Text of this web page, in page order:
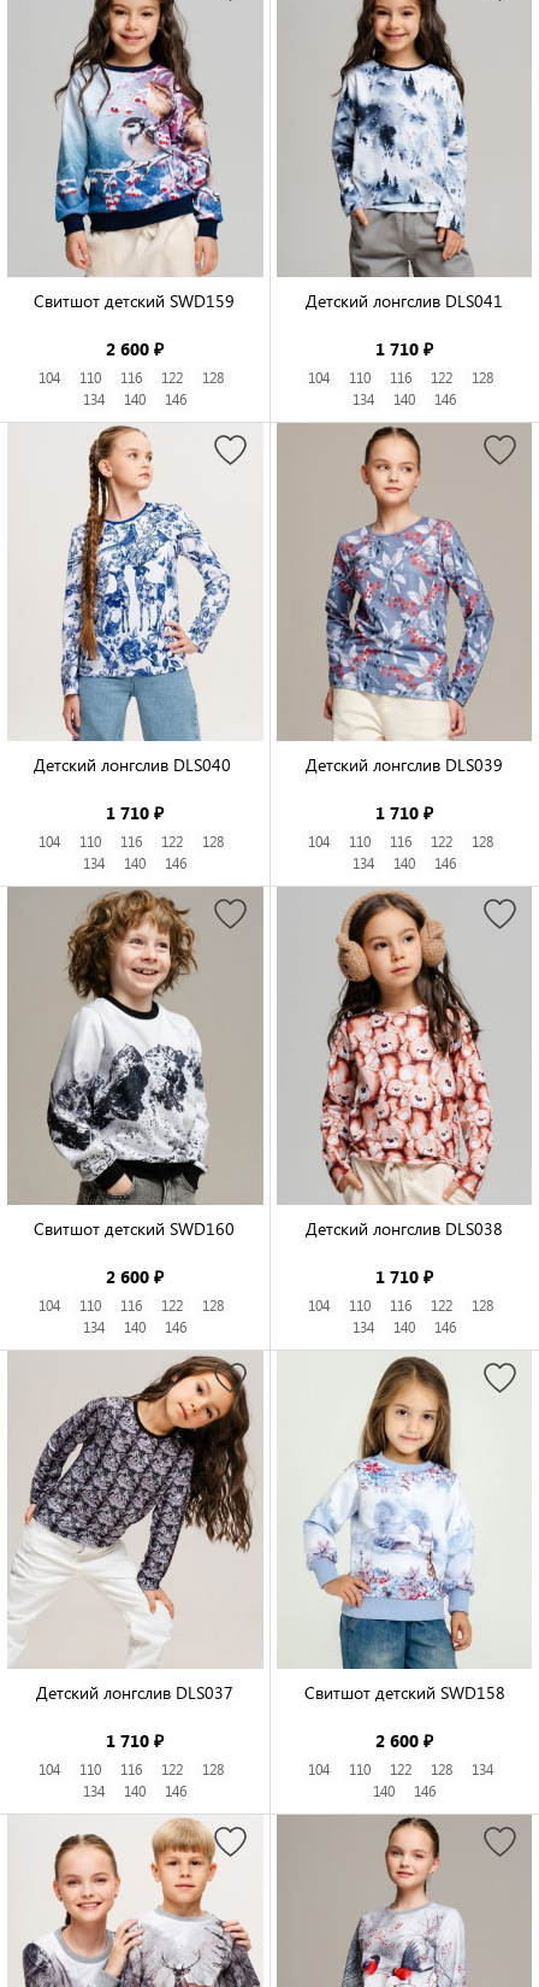
Свитшот детский SWD159
2 600 ₽
104 110 116 122
128
134
140 146
Детский лонгслив DLS041
1 710 ₽
104 110 116 122
128
134
140 146
Детский лонгслив DLS040
1 710 ₽
104 110 116 122
128
134
140 146
Детский лонгслив DLS039
1 710 ₽
104 110 116 122
128
134
140 146
Свитшот детский SWD160
2 600 ₽
104 110 116 122
128
134
140 146
Детский лонгслив DLS038
1 710 ₽
104 110 116 122
128
134
140 146
Детский лонгслив DLS037
1 710 ₽
104 110 116 122
128
134
140 146
Свитшот детский SWD158
2 600 ₽
104 110 122 128
134
140
146